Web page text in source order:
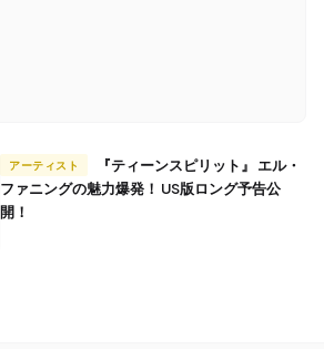
アーティスト
ファニングの魅力爆発！ US版ロング予告公
開！